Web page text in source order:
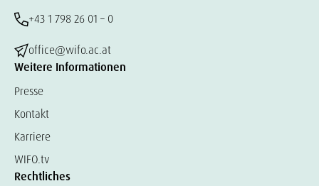
+43 1 798 26 01 – 0
office@wifo.ac.at
Weitere Informationen
Presse
Kontakt
Karriere
WIFO.tv
Rechtliches